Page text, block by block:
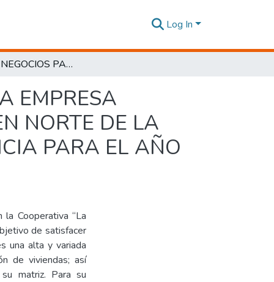
Log In
PLAN DE NEGOCIOS PARA LA CREACION DE UNA EMPRESA SUCURSAL FERRETERA COMERCIAL CASTILLO EN NORTE DE LA CIUDAD DE QUITO EN LA COOPERATIVA LA LETICIA PARA EL AÑO 2016
EMPRESA
NORTE DE LA
PARA EL AÑO
la Cooperativa “La
de satisfacer
una alta y variada
de viviendas; así
matriz. Para su